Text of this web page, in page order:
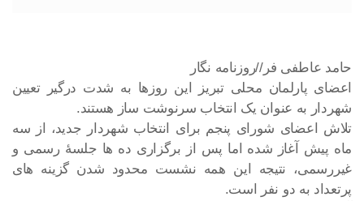
حامد عاطفی فر//روزنامه نگار
اعضای پارلمان محلی تبریز این روزها به شدت درگیر تعیین
شهردار به عنوان یک انتخاب سرنوشت ساز هستند.
تلاش اعضای شورای پنجم برای انتخاب شهردار جدید، از سه
ماه پیش آغاز شده اما پس از برگزاری ده ها جلسۀ رسمی و
غیررسمی، نتیجه این همه نشست محدود شدن گزینه های
پرتعداد به دو نفر است.